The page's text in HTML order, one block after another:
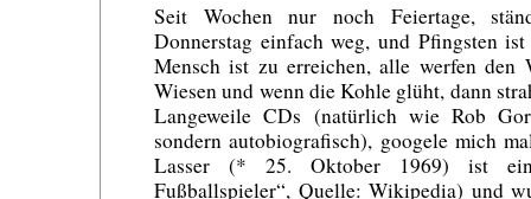
Seit Wochen nur noch Feiertage,
Donnerstag einfach weg, und Pfingsten
Mensch ist zu erreichen, alle werfen den
Wiesen und wenn die Kohle glüht, dann
Langeweile CDs (natürlich wie Rob
sondern autobiografisch), googele mich
Lasser (* 25. Oktober 1969) ist ein
Fußballspieler“, Quelle: Wikipedia) und